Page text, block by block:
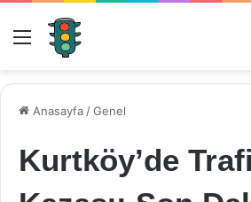
Menü
Anasayfa /Genel
Kurtköy’de